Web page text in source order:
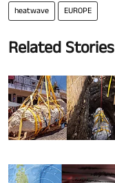
heatwave EUROPE
Related Stories